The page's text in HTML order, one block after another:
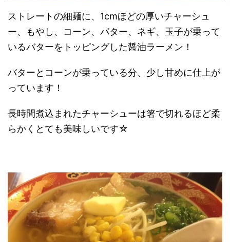
ストレートの細麺に、1cmほどの厚いチャーシュ
ー、もやし、コーン、バター、ネギ、玉子が乗って
いるバターをトッピングした醤油ラーメン！
バターとコーンが乗っている分、少し甘めに仕上が
っています！
長時間煮込まれたチャーシューは箸で切れるほど柔
らかくとても美味しいです☆